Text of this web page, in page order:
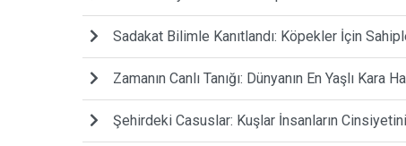
Sadakat Bilimle Kanıtlandı: Köpekler İçin
Zamanın Canlı Tanığı: Dünyanın En Yaşlı Kara
Şehirdeki Casuslar: Kuşlar İnsanların